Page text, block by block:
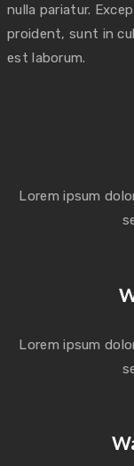
nulla pariatur.
proident, sunt in
est laborum.
Lorem ipsum
Lorem ipsum